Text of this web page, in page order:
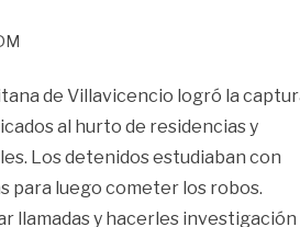
de Villavicencio logró la
al hurto de residencias y
Los detenidos estudiaban con
para luego cometer los robos.
llamadas y hacerles investigación